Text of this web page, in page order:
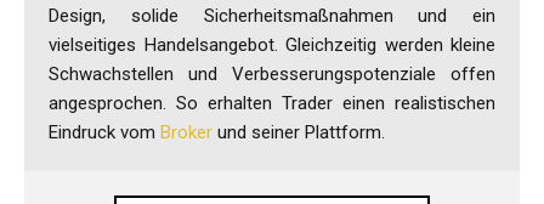
Design, solide Sicherheitsmaßnahmen und ein
vielseitiges Handelsangebot. Gleichzeitig werden kleine
Schwachstellen und Verbesserungspotenziale offen
angesprochen. So erhalten Trader einen realistischen
Eindruck vom Broker und seiner Plattform.